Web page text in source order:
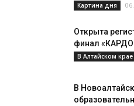
Картина дня
Открыта
финал
В Алтайском крае
В